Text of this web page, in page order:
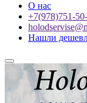
О нас
+7(978)751-
Нашли